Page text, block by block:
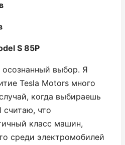
S 85P
выбор. Я
Tesla Motors много
когда выбираешь
считаю, что
класс машин,
среди электромобилей